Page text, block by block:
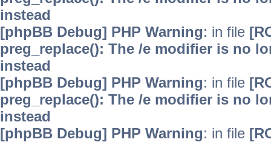
instead
[phpBB Debug] PHP Warning: in file
preg_replace(): The /e modifier is no
instead
[phpBB Debug] PHP Warning: in file
preg_replace(): The /e modifier is no
instead
[phpBB Debug] PHP Warning: in file